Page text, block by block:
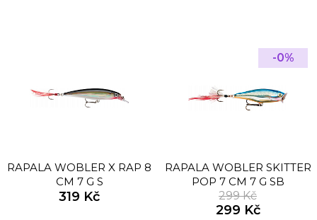
RAPALA WOBLER X RAP 8
CM 7 G S
319 Kč
RAPALA WOBLER SKITTER
POP 7 CM 7 G SB
-0%
299 Kč
299 Kč